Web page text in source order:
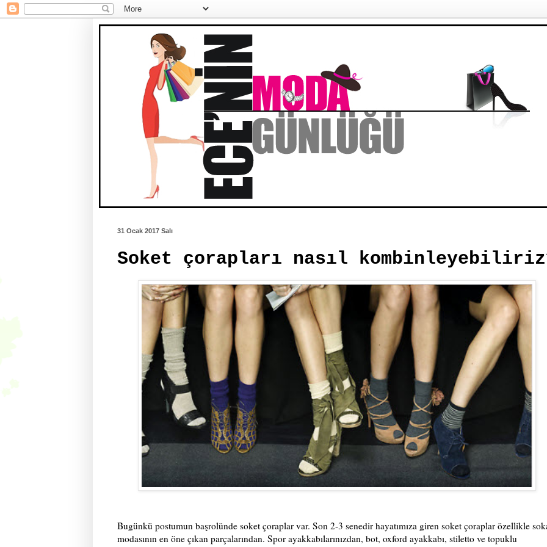
31 Ocak 2017 Salı
Soket çorapları nasıl
Bugünkü postumun başrolünde soket çoraplar var. Son 2-3 senedir hayatımıza giren soket çoraplar özellikle
modasının en öne çıkan parçalarından. Spor ayakkabılarınızdan, bot, oxford ayakkabı, stiletto ve topuklu